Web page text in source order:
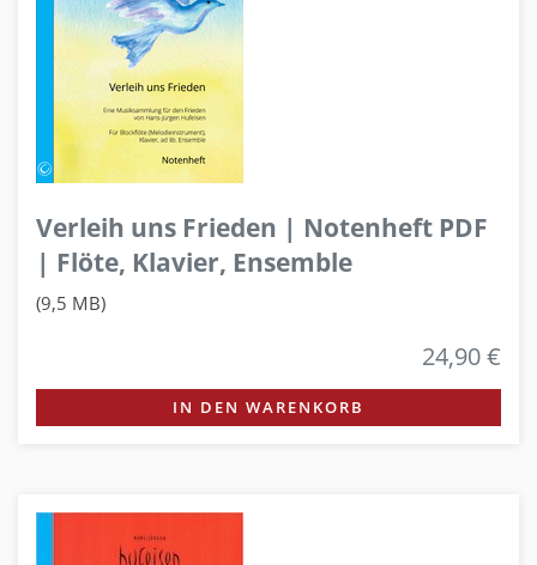
Verleih uns Frieden | Notenheft PDF
| Flöte, Klavier, Ensemble
(9,5 MB)
24,90 €
IN DEN WARENKORB